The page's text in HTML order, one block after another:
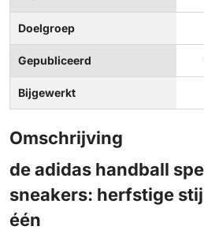
Doelgroep
Gepubliceerd
Bijgewerkt
Omschrijving
de adidas handball
sneakers: herfstige
één